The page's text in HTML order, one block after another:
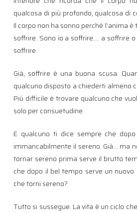
qualcosa di più profondo, qualcosa di
Il corpo non ha sonno perché l’anima è
soffrire. Sono io a soffrire…. a soffrire
soffrire.
Già, soffrire è una buona scusa.
qualcuno disposto a chiederti almeno
Più difficile è trovare qualcuno che
solo per consuetudine.
E qualcuno ti dice sempre che
immancabilmente il sereno. Già… ma
tornar sereno prima serve il brutto
che dopo il bel tempo serve un
che torni sereno?
Tutto si sussegue. La vita è un ciclo